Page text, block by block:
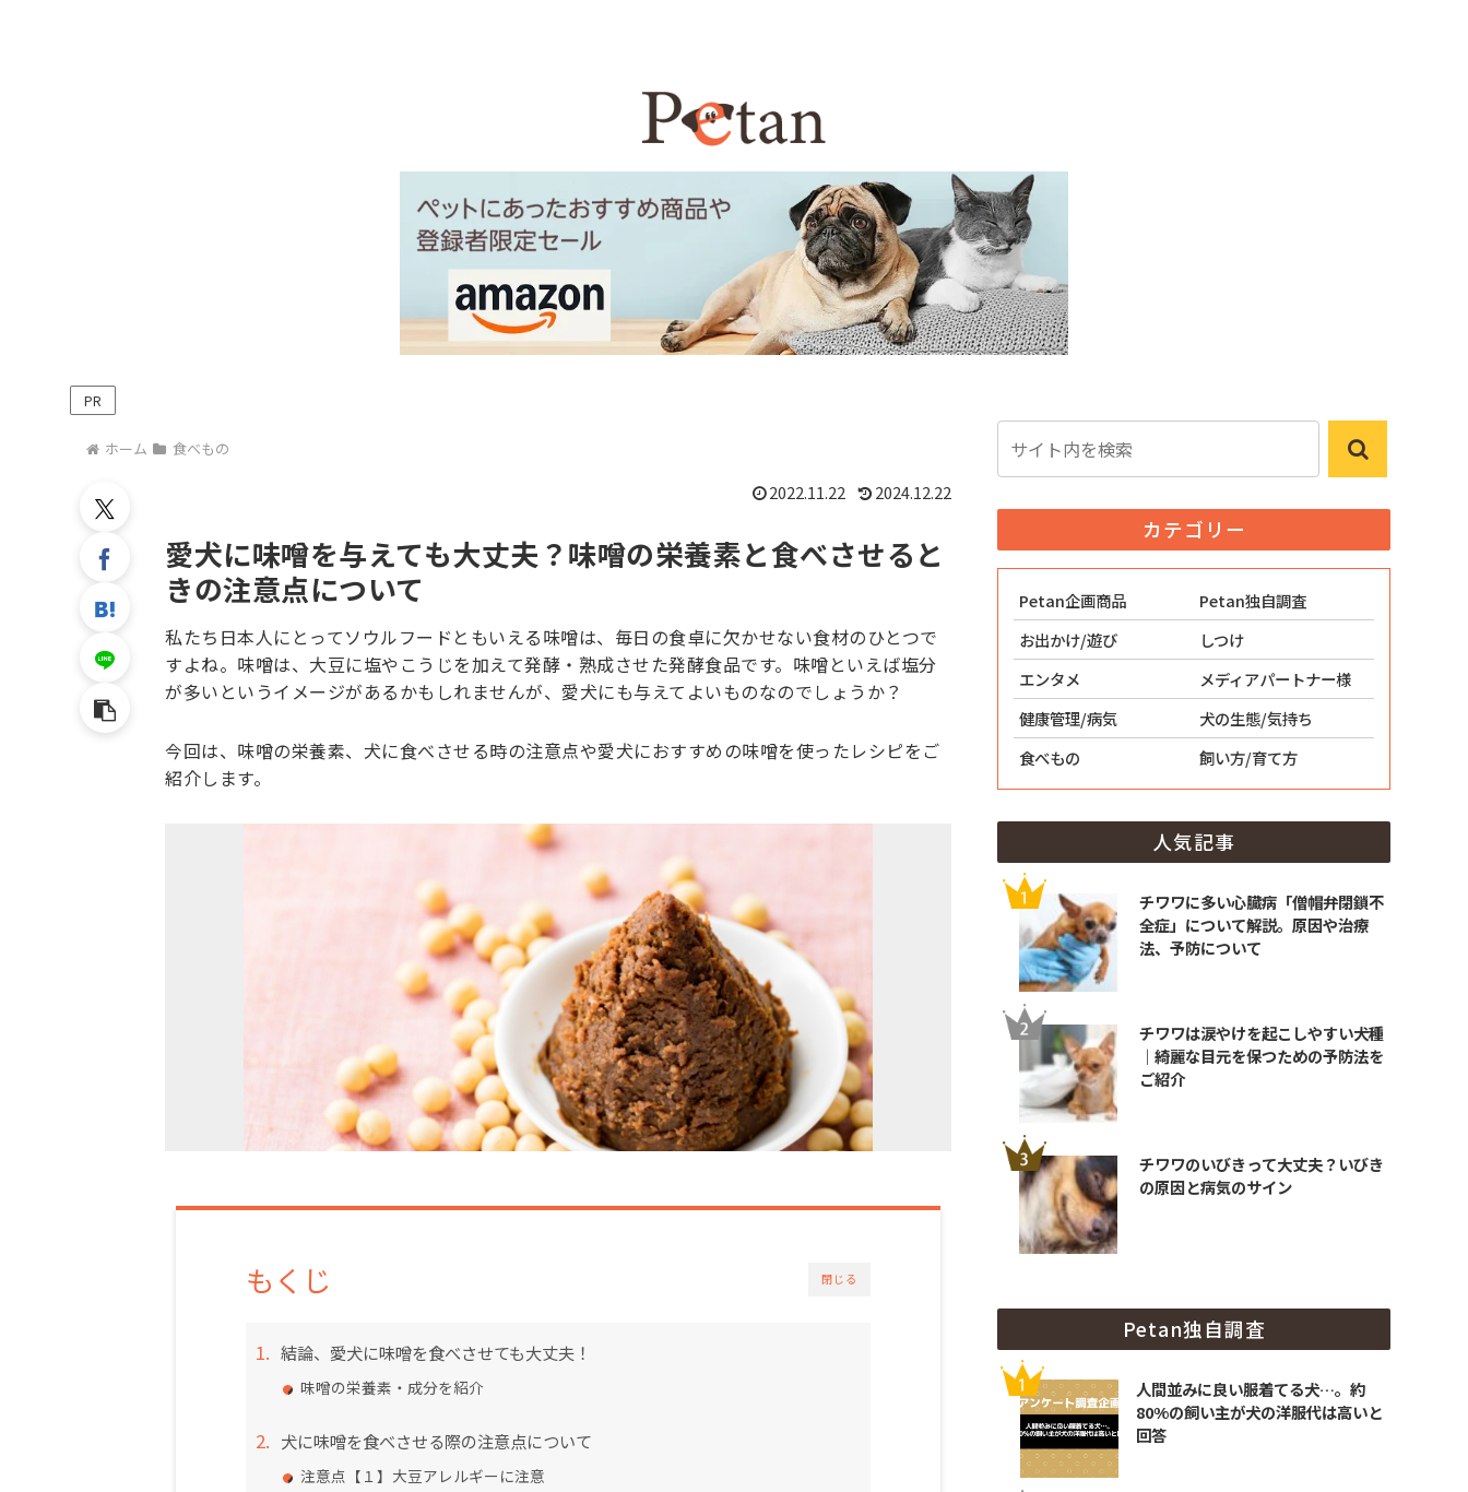
PR
ホーム 食べもの
愛犬に味噌を与えても大丈夫？味噌の栄養素と食べさせると
きの注意点について
2022.11.22 2024.12.22
私たち日本人にとってソウルフードともいえる味噌は、毎日の食卓に欠かせない食材のひとつで
すよね。味噌は、大豆に塩やこうじを加えて発酵・熟成させた発酵食品です。味噌といえば塩分
が多いというイメージがあるかもしれませんが、愛犬にも与えてよいものなのでしょうか？
今回は、味噌の栄養素、犬に食べさせる時の注意点や愛犬におすすめの味噌を使ったレシピをご
紹介します。
閉じる
もくじ
結論、愛犬に味噌を食べさせても大丈夫！
味噌の栄養素・成分を紹介
犬に味噌を食べさせる際の注意点について
注意点【１】大豆アレルギーに注意
カテゴリー
Petan企画商品
Petan独自調査
お出かけ/遊び
しつけ
エンタメ
メディアパートナー様
健康管理/病気
犬の生態/気持ち
食べもの
飼い方/育て方
人気記事
チワワに多い心臓病「僧帽弁閉鎖不
全症」について解説。原因や治療
法、予防について
チワワは涙やけを起こしやすい犬種
｜綺麗な目元を保つための予防法を
ご紹介
チワワのいびきって大丈夫？いびき
の原因と病気のサイン
Petan独自調査
人間並みに良い服着てる犬…。約
80%の飼い主が犬の洋服代は高いと
回答